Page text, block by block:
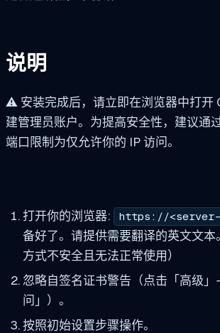
说明
⚠️ 安装完成后，请立即在浏览器中打开
建管理员账户。为提高安全性，建议通
端口限制为仅允许你的 IP 访问。
打开你的浏览器: https://<server-
备好了。请提供需要翻译的英文文本
方式不安全且无法正常使用）
忽略自签名证书警告（点击「高级
问」）。
按照初始设置步骤操作。